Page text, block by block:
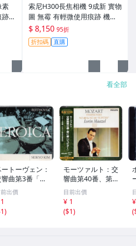
素
跡
索尼H300長焦相機 9成新 實物
圖 無霉 有輕微使用痕跡 機身
鏡頭原裝 無拆修無翻新-3430
$ 8,150 95折
折扣碼 直購
看全部
トーヴェン：
曲第3番「英
、コリオラン
金聖響 WA
CLASSICS
出價
)
モーツァルト：交
響曲第40番、第4
1番「ジュピタ
ー」 ロリン・マ
ゼール PHILIPS 2
21
目前出價
¥ 1
($1)
(